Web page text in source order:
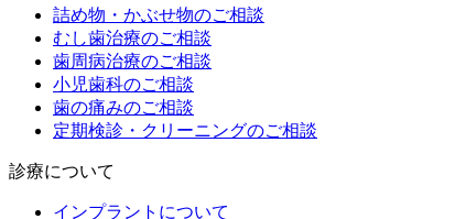
詰め物・かぶせ物のご相談
むし歯治療のご相談
歯周病治療のご相談
小児歯科のご相談
歯の痛みのご相談
定期検診・クリーニングのご相談
診療について
インプラントについて